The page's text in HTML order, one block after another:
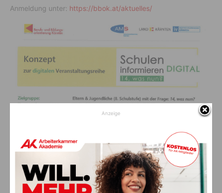
Anmeldung unter: https://bbok.at/aktuelles/
Anzeige